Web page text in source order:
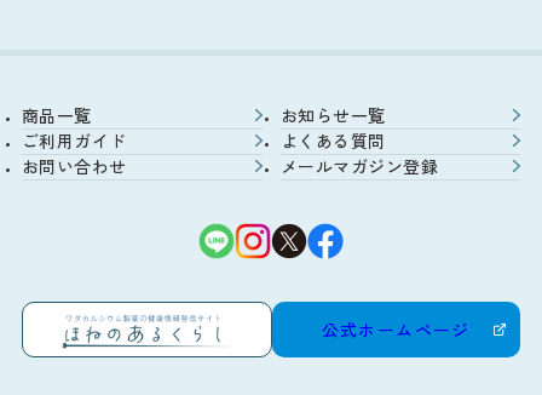
商品一覧
お知らせ一覧
ご利用ガイド
よくある質問
お問い合わせ
メールマガジン登録
公式ホームページ